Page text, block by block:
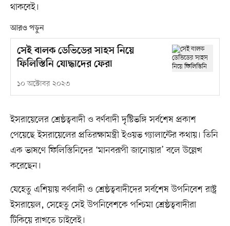
থাকবেই।
আরও পড়ুন
সেই বালক ডেভিডের সাহস নিয়ে
ফিলিস্তিনি যোদ্ধাদের ফেরা
১০ অক্টোবর ২০২৩
ইসরায়েলের শ্রেষ্ঠত্ববাদী ও বর্ণবাদী দৃষ্টিভঙ্গি সর্বশেষ প্রকাশ
পেয়েছে ইসরায়েলের প্রতিরক্ষামন্ত্রী ইওয়ভ গ্যালান্টের কথায়। তিনি
এক ভাষণে ফিলিস্তিনিদের ‘মানবরূপী জানোয়ার’ বলে উল্লেখ
করেছেন।
যেহেতু এশিয়ায় বর্ণবাদী ও শ্রেষ্ঠত্ববাদীদের সর্বশেষ উপনিবেশ রাষ্ট্র
ইসরায়েল, সেহেতু সেই উপনিবেশকে পশ্চিমা শ্রেষ্ঠত্ববাদীরা
টিকিয়ে রাখতে চাইবেই।